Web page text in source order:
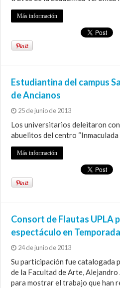
Más información
Estudiantina del campus
de Ancianos
25 de junio de 2013
Los universitarios deleitaron
abuelitos del centro
Más información
Consort de Flautas UPLA
espectáculo en
24 de junio de 2013
Su participación fue catalogada
de la Facultad de Arte,
para mostrar el trabajo que han